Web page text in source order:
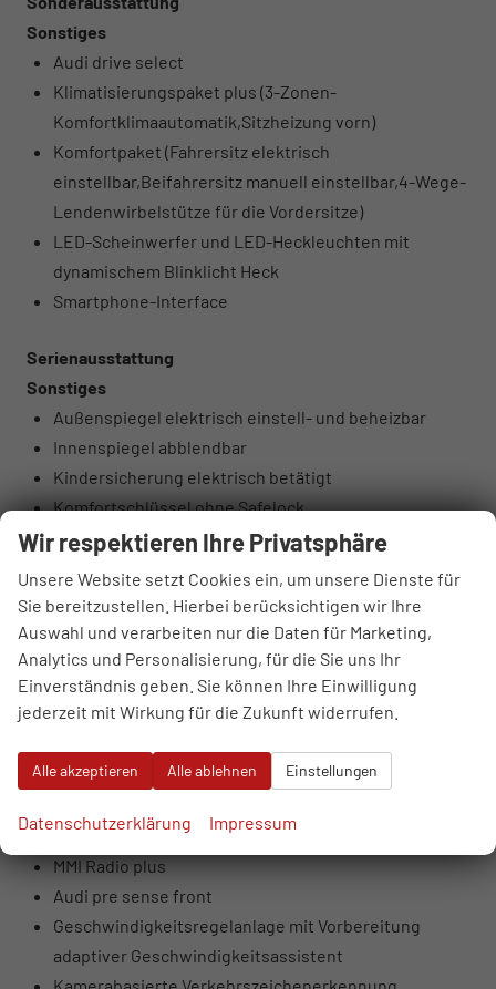
Sonstiges
Audi drive select
Klimatisierungspaket plus (3-Zonen-
Komfortklimaautomatik,Sitzheizung vorn)
Komfortpaket (Fahrersitz elektrisch
einstellbar,Beifahrersitz manuell einstellbar,4-Wege-
Lendenwirbelstütze für die Vordersitze)
LED-Scheinwerfer und LED-Heckleuchten mit
dynamischem Blinklicht Heck
Smartphone-Interface
Serienausstattung
Sonstiges
Außenspiegel elektrisch einstell- und beheizbar
Innenspiegel abblendbar
Kindersicherung elektrisch betätigt
Komfortschlüssel ohne Safelock
Mittelarmlehne vorn
Vordersitze manuell einstellbar
Wegfahrsperre elektronisch
6 Lautsprecher (passiv)
Audi connect Navigation & Infotainment on Demand
Audi connect Notruf & Service mit Audi connect
Audi phone box light
Digitaler Radioempfang
MMI Radio plus
Audi pre sense front
Geschwindigkeitsregelanlage mit Vorbereitung
adaptiver Geschwindigkeitsassistent
Kamerabasierte Verkehrszeichenerkennung
Wir respektieren Ihre Privatsphäre
Unsere Website setzt Cookies ein, um unsere Dienste für
Sie bereitzustellen. Hierbei berücksichtigen wir Ihre
Auswahl und verarbeiten nur die Daten für Marketing,
Analytics und Personalisierung, für die Sie uns Ihr
Einverständnis geben. Sie können Ihre Einwilligung
jederzeit mit Wirkung für die Zukunft widerrufen.
Alle akzeptieren Alle ablehnen Einstellungen
Datenschutzerklärung Impressum